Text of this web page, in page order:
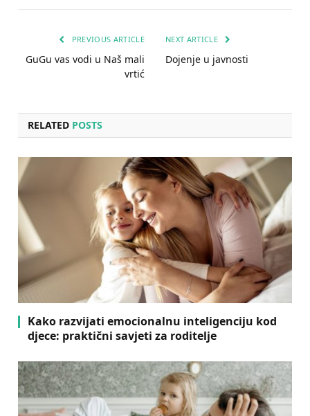
PREVIOUS ARTICLE
GuGu vas vodi u Naš mali
vrtić
NEXT ARTICLE
Dojenje u javnosti
RELATED POSTS
Kako razvijati emocionalnu inteligenciju kod
djece: praktični savjeti za roditelje